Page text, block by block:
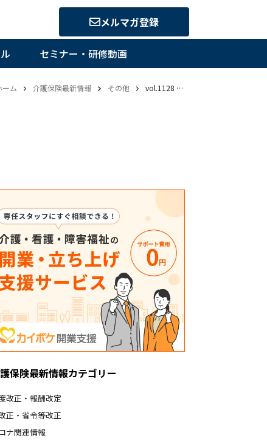
メルマガ登録
セミナー・研修動画
ーム 介護保険最新情報 その他 vol.1128 令和4年度地域づくり加速化事業市町村支援に係る報告会の開催について
保険最新情報カテゴリー
改正・報酬改定
正・省令等改正
ナ関連情報